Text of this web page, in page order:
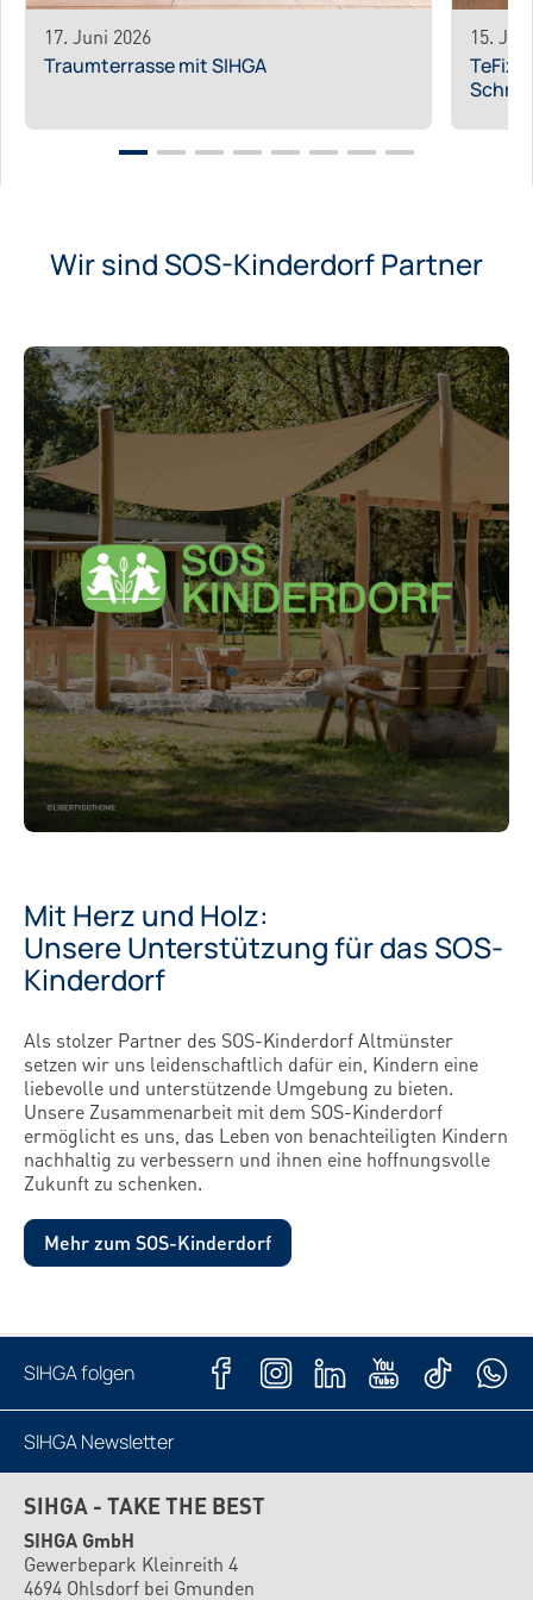
17. Juni 2026
Traumterrasse mit SIHGA
15.
TeFix
Wir sind SOS-Kinderdorf Partner
Mit Herz und Holz:
Unsere Unterstützung für das SOS-
Kinderdorf
Als stolzer Partner des SOS-Kinderdorf Altmünster
setzen wir uns leidenschaftlich dafür ein, Kindern eine
liebevolle und unterstützende Umgebung zu bieten.
Unsere Zusammenarbeit mit dem SOS-Kinderdorf
ermöglicht es uns, das Leben von benachteiligten Kindern
nachhaltig zu verbessern und ihnen eine hoffnungsvolle
Zukunft zu schenken.
Mehr zum SOS-Kinderdorf
SIHGA folgen
SIHGA Newsletter
SIHGA - TAKE THE BEST
SIHGA GmbH
Gewerbepark Kleinreith 4
4694 Ohlsdorf bei Gmunden